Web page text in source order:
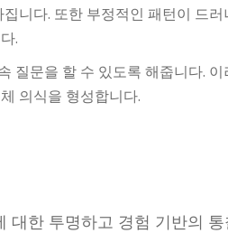
니다. 또한 부정적인 패턴이 드러
.
질문을 할 수 있도록 해줍니다. 이
의식을 형성합니다.
대한 투명하고 경험 기반의 통